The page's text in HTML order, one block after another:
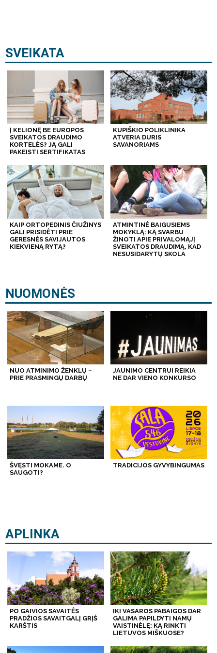
SVEIKATA
Į KELIONĘ BE EUROPOS
SVEIKATOS DRAUDIMO
KORTELĖS? JĄ GALI
PAKEISTI SERTIFIKATAS
KUPIŠKIO POLIKLINIKA
ATVERIA DURIS
SAVANORIAMS
KAIP ORTOPEDINIS ČIUŽINYS
GALI PRISIDĖTI PRIE
GERESNĖS SAVIJAUTOS
KIEKVIENĄ RYTĄ?
ATMINTINĖ BAIGUSIEMS
MOKYKLĄ: KĄ SVARBU
ŽINOTI APIE PRIVALOMĄJĮ
SVEIKATOS DRAUDIMĄ, KAD
NESUSIDARYTŲ SKOLA
NUOMONĖS
NUO ATMINIMO ŽENKLŲ –
PRIE PRASMINGŲ DARBŲ
JAUNIMO CENTRUI REIKIA
NE DAR VIENO KONKURSO
ŠVĘSTI MOKAME. O
SAUGOTI?
TRADICIJOS GYVYBINGUMAS
APLINKA
PO GAIVIOS SAVAITĖS
PRADŽIOS SAVAITGALĮ GRĮŠ
KARŠTIS
IKI VASAROS PABAIGOS DAR
GALIMA PAPILDYTI NAMŲ
VAISTINĖLĘ: KĄ RINKTI
LIETUVOS MIŠKUOSE?